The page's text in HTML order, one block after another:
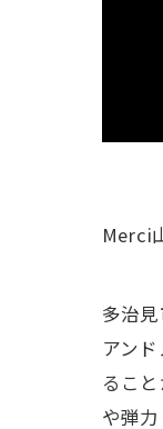
Merci
多治
アン
るこ
や弾